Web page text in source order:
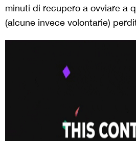
minuti di recupero a ovviare a
(alcune invece volontarie)